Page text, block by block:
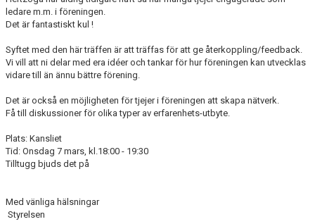
FRISPARKEN
MATCHER
KONTAKTER & LAG
SPONSORER
ledare m.m. i föreningen.
Det är fantastiskt kul !
Syftet med den här träffen är att träffas för att ge återkoppling/feedback.
Vi vill att ni delar med era idéer och tankar för hur föreningen kan utvecklas
vidare till än ännu bättre förening.
Det är också en möjligheten för tjejer i föreningen att skapa nätverk.
Få till diskussioner för olika typer av erfarenhets-utbyte.
Plats: Kansliet
Tid: Onsdag 7 mars, kl.18:00 - 19:30
Tilltugg bjuds det på
Med vänliga hälsningar
Styrelsen